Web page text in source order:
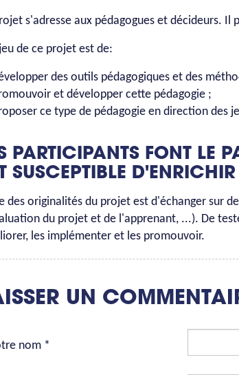
s'adresse aux pédagogues et décideurs.
de ce projet est de:
des outils pédagogiques et des
et développer cette pédagogie ;
ce type de pédagogie en direction des
PARTICIPANTS FONT LE
SUSCEPTIBLE
des originalités du projet est d'échanger sur
du projet et de l'apprenant, ...). De
les implémenter et les promouvoir.
UN
nom *